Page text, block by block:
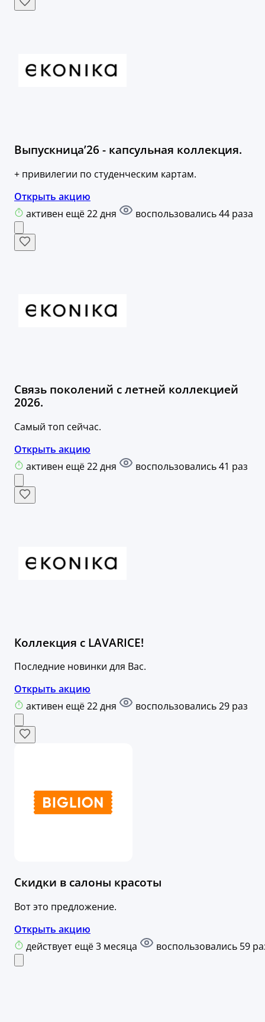
Выпускница’26 - капсульная коллекция.
+ привилегии по студенческим картам.
Открыть акцию
активен ещё 22 дня
воспользовались 44 раза
Связь поколений с летней коллекцией
2026.
Самый топ сейчас.
Открыть акцию
активен ещё 22 дня
воспользовались 41 раз
Коллекция с LAVARICE!
Последние новинки для Вас.
Открыть акцию
активен ещё 22 дня
воспользовались 29 раз
Скидки в салоны красоты
Вот это предложение.
Открыть акцию
действует ещё 3 месяца
воспользовались 59